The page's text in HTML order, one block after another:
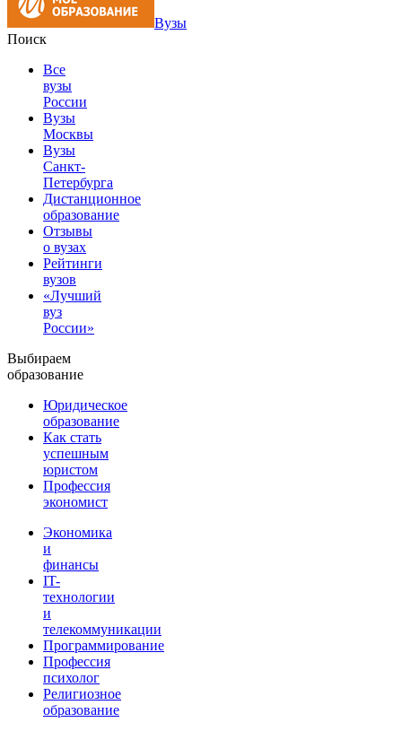
Вузы
Поиск
Все
вузы
России
Вузы
Москвы
Вузы
Санкт-
Петербурга
Дистанционное
образование
Отзывы
о вузах
Рейтинги
вузов
«Лучший
вуз
России»
Выбираем
образование
Юридическое
образование
Как стать
успешным
юристом
Профессия
экономист
Экономика
и
финансы
IT-
технологии
и
телекоммуникации
Программирование
Профессия
психолог
Религиозное
образование